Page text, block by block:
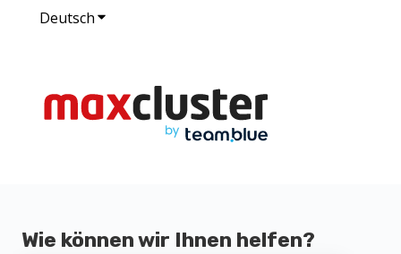
DeutschUntermenü für Übersetzungen anzeigen
Wie können wir Ihnen helfen?